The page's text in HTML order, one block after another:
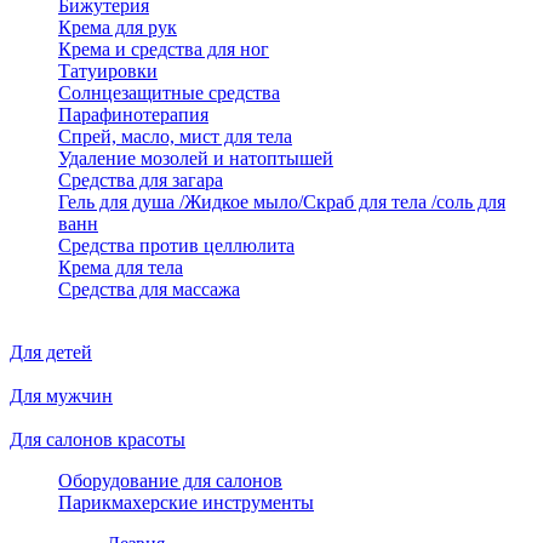
Бижутерия
Крема для рук
Крема и средства для ног
Татуировки
Солнцезащитные средства
Парафинотерапия
Спрей, масло, мист для тела
Удаление мозолей и натоптышей
Средства для загара
Гель для душа /Жидкое мыло/Скраб для тела /соль для
ванн
Средства против целлюлита
Крема для тела
Средства для массажа
Для детей
Для мужчин
Для салонов красоты
Оборудование для салонов
Парикмахерские инструменты